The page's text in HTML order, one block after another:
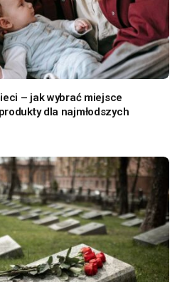
– jak wybrać miejsce
dla najmłodszych